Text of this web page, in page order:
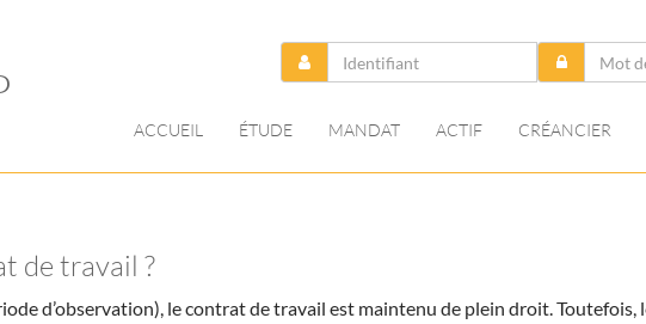
ACCUEIL ÉTUDE MANDAT ACTIF CRÉANCIER
de travail ?
d’observation), le contrat de travail est maintenu de plein droit. Toutefois,